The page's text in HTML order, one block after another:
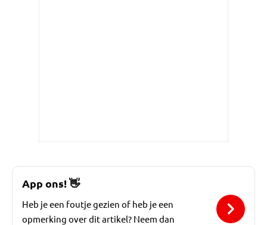
App ons!👋
Heb je een foutje gezien of heb je een
opmerking over dit artikel? Neem dan